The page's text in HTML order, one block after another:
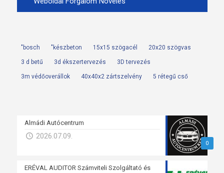
"bosch "készbeton 15x15 szögacél 20x20 szögvas
3 d betű 3d ékszertervezés 3D tervezés
3m védőoverállok 40x40x2 zártszelvény 5 rétegű cső
0
Almádi Autócentrum
2026.07.09.
ERÉVAL AUDITOR Számviteli Szolgáltató és